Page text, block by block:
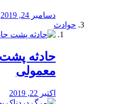
دسامبر 24, 2019
حوادث
️حادثه پشت
معمولی
اکتبر 22, 2019